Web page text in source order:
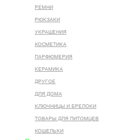
РЕМНИ
РЮКЗАКИ
УКРАШЕНИЯ
КОСМЕТИКА
ПАРФЮМЕРИЯ
КЕРАМИКА
ДРУГОЕ
ДЛЯ ДОМА
КЛЮЧНИЦЫ И БРЕЛОКИ
ТОВАРЫ ДЛЯ ПИТОМЦЕВ
КОШЕЛЬКИ